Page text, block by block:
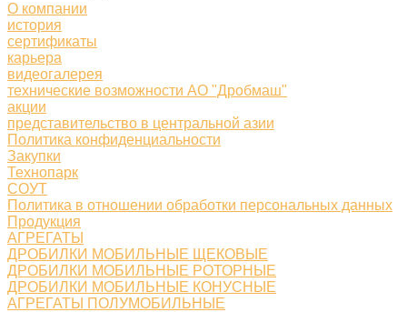
О компании
история
сертификаты
карьера
видеогалерея
технические возможности АО "Дробмаш"
акции
представительство в центральной азии
Политика конфиденциальности
Закупки
Технопарк
СОУТ
Политика в отношении обработки персональных данных
Продукция
АГРЕГАТЫ
ДРОБИЛКИ МОБИЛЬНЫЕ ЩЕКОВЫЕ
ДРОБИЛКИ МОБИЛЬНЫЕ РОТОРНЫЕ
ДРОБИЛКИ МОБИЛЬНЫЕ КОНУСНЫЕ
АГРЕГАТЫ ПОЛУМОБИЛЬНЫЕ